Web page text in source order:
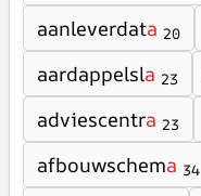
aanleverdata 20
aardappelsla 23
adviescentra 23
afbouwschema 34